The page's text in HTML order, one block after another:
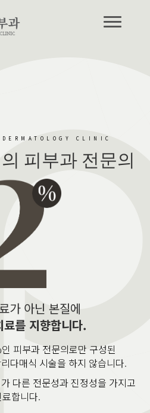
CLINIC
의 피부과 전문의
가 아닌 본질에
료를 지향합니다.
피부과 전문의로만 구성된
다매식 시술을 하지 않습니다.
다른 전문성과 진정성을 가지고
합니다.